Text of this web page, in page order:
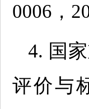
0006，
4. 国
评价与